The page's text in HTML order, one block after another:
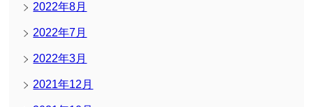
2022年8月
2022年7月
2022年3月
2021年12月